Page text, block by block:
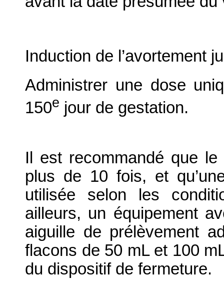
Induction de l’avortement
Administrer une dose
150e jour de gestation.
Il est recommandé que
plus de 10 fois, et
utilisée selon les
ailleurs, un équipement
aiguille de prélèvement
flacons de 50 mL et 100
du dispositif de fermeture.